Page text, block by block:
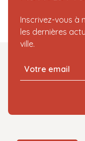
Inscrivez-vous à
les dernières
ville.